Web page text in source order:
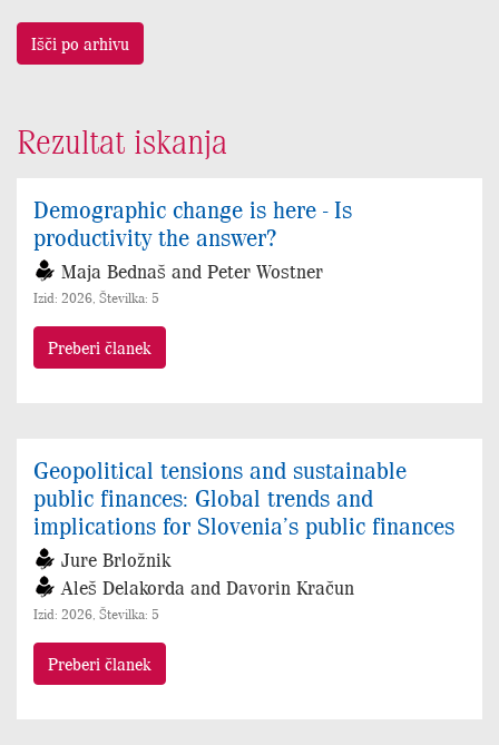
Išči po arhivu
Rezultat iskanja
Demographic change is here - Is
productivity the answer?
Maja Bednaš and Peter Wostner
Izid: 2026, Številka: 5
Preberi članek
Geopolitical tensions and sustainable
public finances: Global trends and
implications for Slovenia’s public finances
Jure Brložnik
Aleš Delakorda and Davorin Kračun
Izid: 2026, Številka: 5
Preberi članek